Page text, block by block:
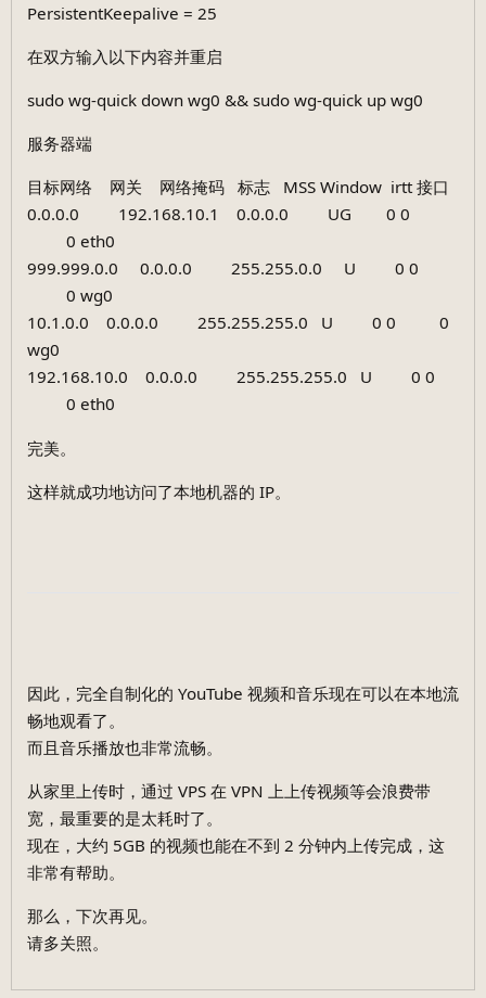
PersistentKeepalive = 25
在双方输入以下内容并重启
sudo wg-quick down wg0 && sudo wg-quick up wg0
服务器端
目标网络 网关 网络掩码 标志 MSS Window irtt 接口
0.0.0.0 192.168.10.1 0.0.0.0 UG 0 0
0 eth0
999.999.0.0 0.0.0.0 255.255.0.0 U 0 0
0 wg0
10.1.0.0 0.0.0.0 255.255.255.0 U 0 0 0
wg0
192.168.10.0 0.0.0.0 255.255.255.0 U 0 0
0 eth0
完美。
这样就成功地访问了本地机器的 IP。
因此，完全自制化的 YouTube 视频和音乐现在可以在本地流
畅地观看了。
而且音乐播放也非常流畅。
从家里上传时，通过 VPS 在 VPN 上上传视频等会浪费带
宽，最重要的是太耗时了。
现在，大约 5GB 的视频也能在不到 2 分钟内上传完成，这
非常有帮助。
那么，下次再见。
请多关照。